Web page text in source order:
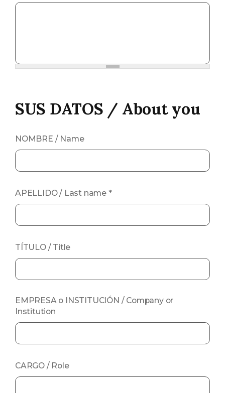
SUS DATOS / About you
NOMBRE / Name
APELLIDO / Last name *
TÍTULO / Title
EMPRESA o INSTITUCIÓN / Company or
Institution
CARGO / Role